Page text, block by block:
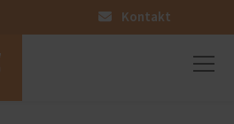
Kontakt